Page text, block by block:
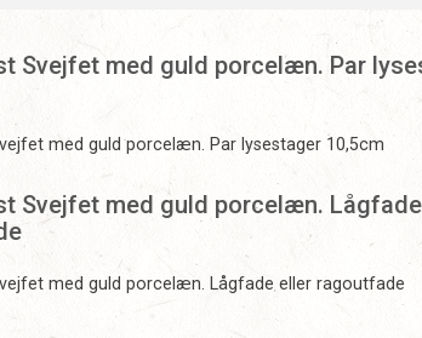
Svejfet med guld porcelæn. Par
med guld porcelæn. Par lysestager 10,5cm
Svejfet med guld porcelæn.
med guld porcelæn. Lågfade eller ragoutfade